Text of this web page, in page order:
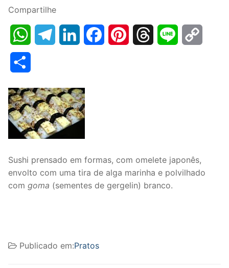
Compartilhe
WhatsAppTelegramLinkedInFacebookPinterestThreads Line
Sushi prensado em formas, com omelete japonês,
envolto com uma tira de alga marinha e polvilhado
com goma (sementes de gergelin) branco.
Publicado em:Pratos